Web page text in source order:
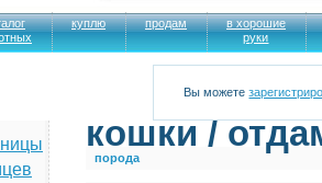
куплю продам
в хорошие
руки
Вы можете
кошки /
порода